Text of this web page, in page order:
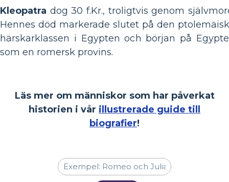
Kleopatra dog 30 f.Kr., troligtvis genom
Hennes död markerade slutet på den
härskarklassen i Egypten och början på
som en romersk provins.
Läs mer om människor som har påverkat
historien i vår illustrerade guide till
biografier!